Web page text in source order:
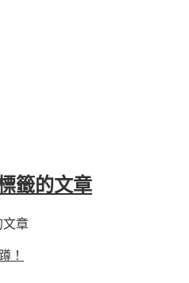
籤的文章
文章